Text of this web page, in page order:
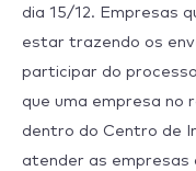
dia 15/12. Empresas
estar trazendo os
participar do
que uma empresa no
dentro do Centro de
atender as empresas